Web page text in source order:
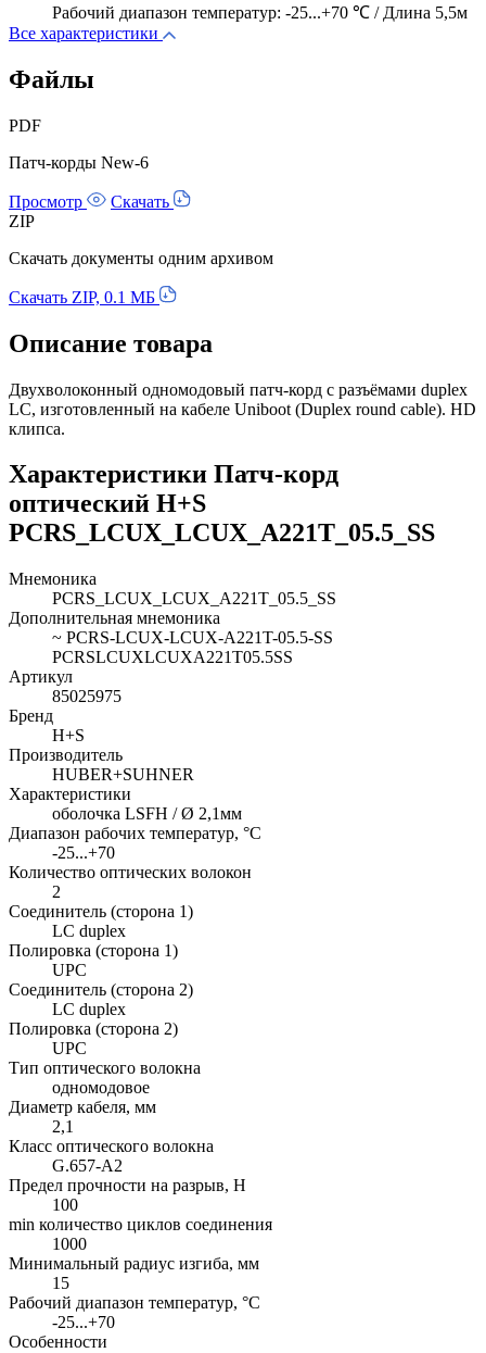
Рабочий диапазон температур: -25...+70 ℃ / Длина 5,5м
Все характеристики
Файлы
PDF
Патч-корды New-6
Просмотр
Скачать
ZIP
Скачать документы одним архивом
Скачать ZIP, 0.1 МБ
Описание товара
Двухволоконный одномодовый патч-корд с разъёмами duplex
LC, изготовленный на кабеле Uniboot (Duplex round cable). HD
клипса.
Характеристики Патч-корд
оптический H+S
PCRS_LCUX_LCUX_A221T_05.5_SS
Мнемоника
PCRS_LCUX_LCUX_A221T_05.5_SS
Дополнительная мнемоника
~ PCRS-LCUX-LCUX-A221T-05.5-SS
PCRSLCUXLCUXA221T05.5SS
Артикул
85025975
Бренд
H+S
Производитель
HUBER+SUHNER
Характеристики
оболочка LSFH / Ø 2,1мм
Диапазон рабочих температур, °C
-25...+70
Количество оптических волокон
2
Соединитель (сторона 1)
LC duplex
Полировка (сторона 1)
UPC
Соединитель (сторона 2)
LC duplex
Полировка (сторона 2)
UPC
Тип оптического волокна
одномодовое
Диаметр кабеля, мм
2,1
Класс оптического волокна
G.657-A2
Предел прочности на разрыв, H
100
min количество циклов соединения
1000
Минимальный радиус изгиба, мм
15
Рабочий диапазон температур, °C
-25...+70
Особенности